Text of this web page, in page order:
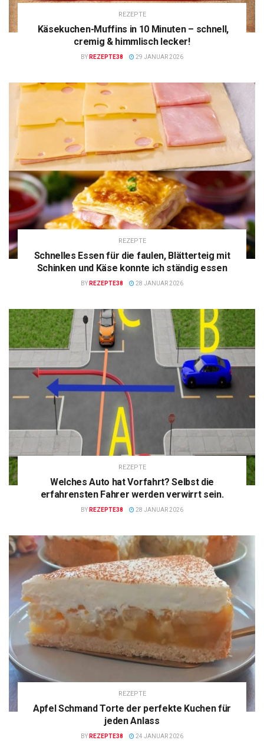
REZEPTE
Käsekuchen-Muffins in 10 Minuten – schnell,
cremig & himmlisch lecker!
BY REZEPTE38 29 JANUAR 2026
REZEPTE
Schnelles Essen für die faulen, Blätterteig mit
Schinken und Käse konnte ich ständig essen
BY REZEPTE38 28 JANUAR 2026
REZEPTE
Welches Auto hat Vorfahrt? Selbst die
erfahrensten Fahrer werden verwirrt sein.
BY REZEPTE38 28 JANUAR 2026
REZEPTE
Apfel Schmand Torte der perfekte Kuchen für
jeden Anlass
BY REZEPTE38 24 JANUAR 2026